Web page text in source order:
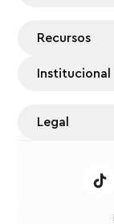
Recursos
Institucional
Legal